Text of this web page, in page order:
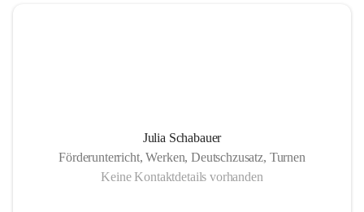
Julia Schabauer
Förderunterricht, Werken, Deutschzusatz, Turnen
Keine Kontaktdetails vorhanden